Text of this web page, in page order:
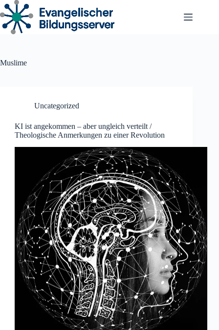
Zum
Inhalt
springen
Muslime
Uncategorized
KI ist angekommen – aber ungleich verteilt /
Theologische Anmerkungen zu einer Revolution